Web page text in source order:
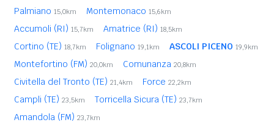
Palmiano 15,0km Montemonaco 15,6km
Accumoli (RI) 15,7km Amatrice (RI) 18,5km
Cortino (TE) 18,7km Folignano 19,1km ASCOLI PICENO 19,9km
Montefortino (FM) 20,0km Comunanza 20,8km
Civitella del Tronto (TE) 21,4km Force 22,2km
Campli (TE) 23,5km Torricella Sicura (TE) 23,7km
Amandola (FM) 23,7km